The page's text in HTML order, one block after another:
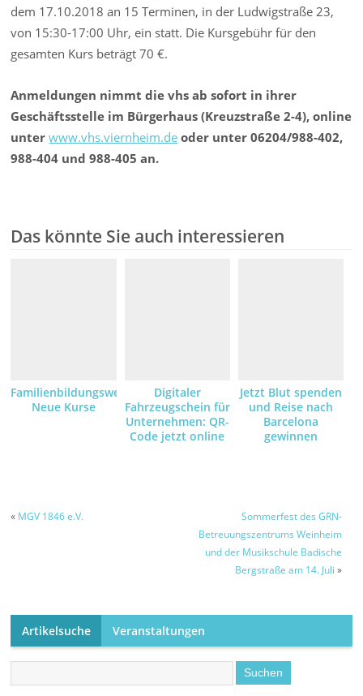
dem 17.10.2018 an 15 Terminen, in der Ludwigstraße 23,
von 15:30-17:00 Uhr, ein statt. Die Kursgebühr für den
gesamten Kurs beträgt 70 €.
Anmeldungen nimmt die vhs ab sofort in ihrer
Geschäftsstelle im Bürgerhaus (Kreuzstraße 2-4), online
unter www.vhs.viernheim.de oder unter 06204/988-402,
988-404 und 988-405 an.
Das könnte Sie auch interessieren
Familienbildungswerk:
Neue Kurse
Digitaler
Fahrzeugschein für
Unternehmen: QR-
Code jetzt online
Jetzt Blut spenden
und Reise nach
Barcelona
gewinnen
« MGV 1846 e.V.
Sommerfest des GRN-
Betreuungszentrums Weinheim
und der Musikschule Badische
Bergstraße am 14. Juli »
Artikelsuche Veranstaltungen